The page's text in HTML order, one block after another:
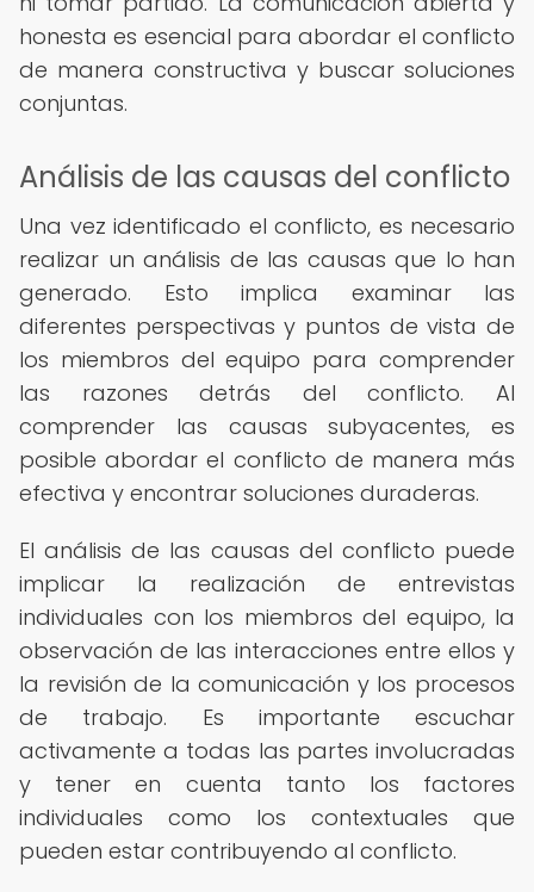
honesta es esencial para abordar el conflicto
de manera constructiva y buscar soluciones
conjuntas.
Análisis de las causas del conflicto
Una vez identificado el conflicto, es necesario
realizar un análisis de las causas que lo han
generado. Esto implica examinar las
diferentes perspectivas y puntos de vista de
los miembros del equipo para comprender
las razones detrás del conflicto. Al
comprender las causas subyacentes, es
posible abordar el conflicto de manera más
efectiva y encontrar soluciones duraderas.
El análisis de las causas del conflicto puede
implicar la realización de entrevistas
individuales con los miembros del equipo, la
observación de las interacciones entre ellos y
la revisión de la comunicación y los procesos
de trabajo. Es importante escuchar
activamente a todas las partes involucradas
y tener en cuenta tanto los factores
individuales como los contextuales que
pueden estar contribuyendo al conflicto.